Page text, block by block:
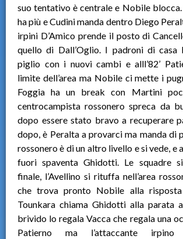
suo tentativo è centrale e Nobile
ha più e Cudini manda dentro Diego
irpini D’Amico prende il posto di
quello di Dall’Oglio. I padroni di casa
piglio con i nuovi cambi e alll’82’
limite dell’area ma Nobile ci mette i
Foggia ha un break con Martini
centrocampista rossonero spreca da
dopo essere stato bravo a recuperare
dopo, è Peralta a provarci ma manda di
rossonero è di un altro livello e si vede, e
fuori spaventa Ghidotti. Le squadre
finale, l’Avellino si rituffa nell’area
che trova pronto Nobile alla
Tounkara chiama Ghidotti alla parata
brivido lo regala Vacca che regala una
Patierno ma l’attaccante